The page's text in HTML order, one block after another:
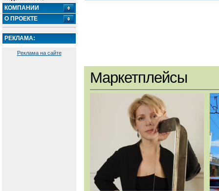
КОМПАНИИ
О ПРОЕКТЕ
РЕКЛАМА:
Реклама на сайте
Маркетплейсы